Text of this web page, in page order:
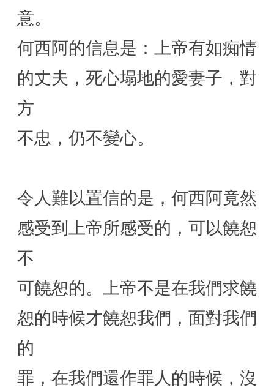
意。
何西阿的信息是：上帝有如痴情
的丈夫，死心塌地的愛妻子，對
方
不忠，仍不變心。
令人難以置信的是，何西阿竟然
感受到上帝所感受的，可以饒恕
不
可饒恕的。上帝不是在我們求饒
恕的時候才饒恕我們，面對我們
的
罪，在我們還作罪人的時候，沒